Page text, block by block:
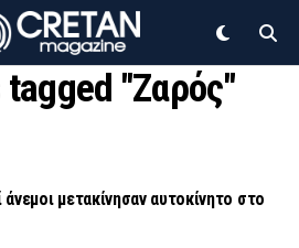
"Ζαρός"
άνεμοι μετακίνησαν αυτοκίνητο στο